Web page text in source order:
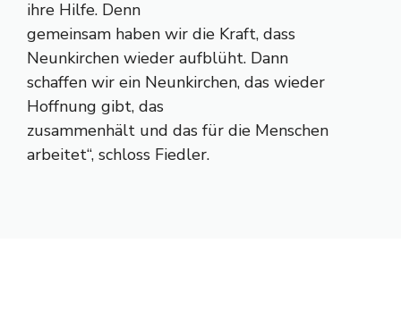
ihre Hilfe. Denn
gemeinsam haben wir die Kraft, dass
Neunkirchen wieder aufblüht. Dann
schaffen wir ein Neunkirchen, das wieder
Hoffnung gibt, das
zusammenhält und das für die Menschen
arbeitet“, schloss Fiedler.